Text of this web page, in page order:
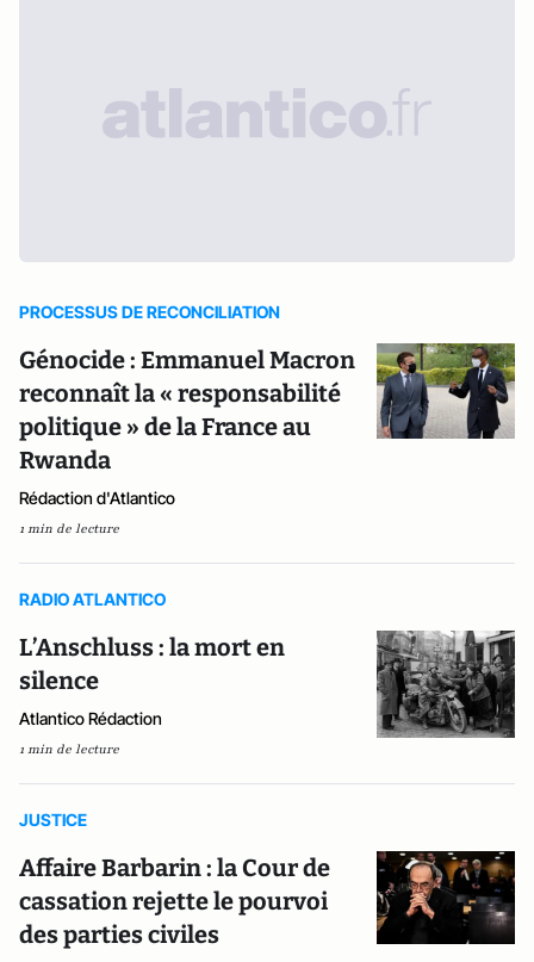
PROCESSUS DE RECONCILIATION
Génocide : Emmanuel Macron
reconnaît la « responsabilité
politique » de la France au
Rwanda
Rédaction d'Atlantico
1 min de lecture
RADIO ATLANTICO
L’Anschluss : la mort en
silence
Atlantico Rédaction
1 min de lecture
JUSTICE
Affaire Barbarin : la Cour de
cassation rejette le pourvoi
des parties civiles